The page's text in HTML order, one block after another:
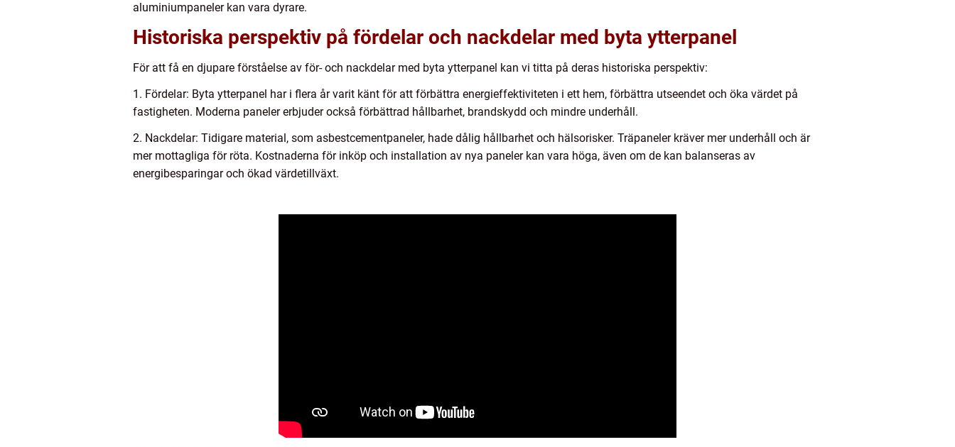
aluminiumpaneler kan vara dyrare.
Historiska perspektiv på fördelar och nackdelar med byta ytterpanel
För att få en djupare förståelse av för- och nackdelar med byta ytterpanel kan vi titta på deras historiska perspektiv:
1. Fördelar: Byta ytterpanel har i flera år varit känt för att förbättra energieffektiviteten i ett hem, förbättra utseendet och öka värdet på
fastigheten. Moderna paneler erbjuder också förbättrad hållbarhet, brandskydd och mindre underhåll.
2. Nackdelar: Tidigare material, som asbestcementpaneler, hade dålig hållbarhet och hälsorisker. Träpaneler kräver mer underhåll och är
mer mottagliga för röta. Kostnaderna för inköp och installation av nya paneler kan vara höga, även om de kan balanseras av
energibesparingar och ökad värdetillväxt.